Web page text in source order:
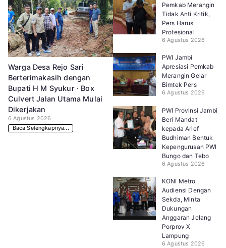
Warga Desa Rejo Sari
Berterimakasih dengan
Bupati H M Syukur · Box
Culvert Jalan Utama Mulai
Dikerjakan
6 Agustus 2026
Baca Selengkapnya...
Pemkab Merangin
Tidak Anti Kritik,
Pers Harus
Profesional
6 Agustus 2026
PWI Jambi
Apresiasi Pemkab
Merangin Gelar
Bimtek Pers
6 Agustus 2026
PWI Provinsi Jambi
Beri Mandat
kepada Arief
Budhiman Bentuk
Kepengurusan PWI
Bungo dan Tebo
6 Agustus 2026
KONI Metro
Audiensi Dengan
Sekda, Minta
Dukungan
Anggaran Jelang
Porprov X
Lampung
6 Agustus 2026